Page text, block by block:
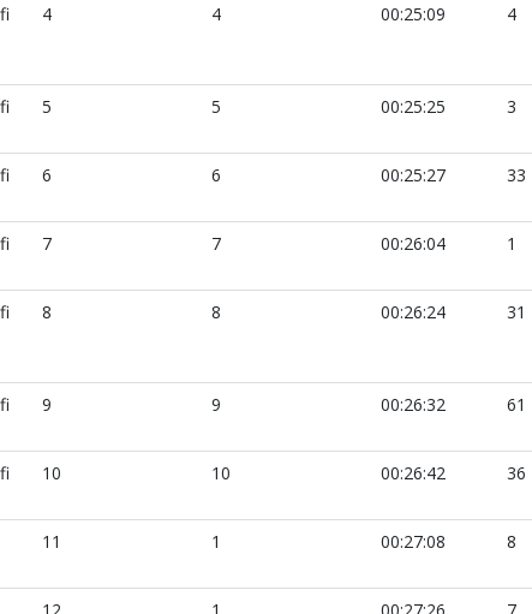
4 4 00:25:09 4
5 5 00:25:25 3
6 6 00:25:27 33
7 7 00:26:04 1
8 8 00:26:24 31
9 9 00:26:32 61
10 10 00:26:42 36
11 1 00:27:08 8